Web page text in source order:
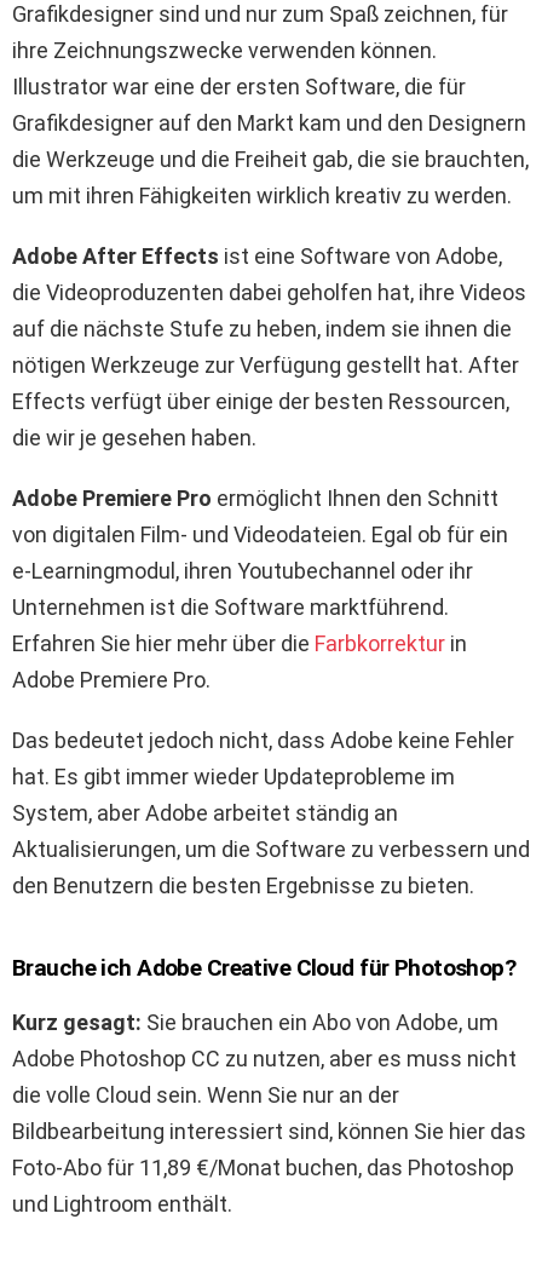
Grafikdesigner sind und nur zum Spaß zeichnen, für
ihre Zeichnungszwecke verwenden können.
Illustrator war eine der ersten Software, die für
Grafikdesigner auf den Markt kam und den Designern
die Werkzeuge und die Freiheit gab, die sie brauchten,
um mit ihren Fähigkeiten wirklich kreativ zu werden.
Adobe After Effects ist eine Software von Adobe,
die Videoproduzenten dabei geholfen hat, ihre Videos
auf die nächste Stufe zu heben, indem sie ihnen die
nötigen Werkzeuge zur Verfügung gestellt hat. After
Effects verfügt über einige der besten Ressourcen,
die wir je gesehen haben.
Adobe Premiere Pro ermöglicht Ihnen den Schnitt
von digitalen Film- und Videodateien. Egal ob für ein
e-Learningmodul, ihren Youtubechannel oder ihr
Unternehmen ist die Software marktführend.
Erfahren Sie hier mehr über die Farbkorrektur in
Adobe Premiere Pro.
Das bedeutet jedoch nicht, dass Adobe keine Fehler
hat. Es gibt immer wieder Updateprobleme im
System, aber Adobe arbeitet ständig an
Aktualisierungen, um die Software zu verbessern und
den Benutzern die besten Ergebnisse zu bieten.
Brauche ich Adobe Creative Cloud für Photoshop?
Kurz gesagt: Sie brauchen ein Abo von Adobe, um
Adobe Photoshop CC zu nutzen, aber es muss nicht
die volle Cloud sein. Wenn Sie nur an der
Bildbearbeitung interessiert sind, können Sie hier das
Foto-Abo für 11,89 €/Monat buchen, das Photoshop
und Lightroom enthält.